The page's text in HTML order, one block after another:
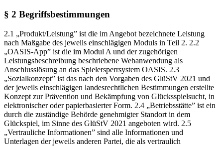
§ 2 Begriffsbestimmungen
2.1 „Produkt/Leistung” ist die im Angebot bezeichnete Leistung
nach Maßgabe des jeweils einschlägigen Moduls in Teil 2. 2.2
„OASIS-App” ist die im Modul A und der zugehörigen
Leistungsbeschreibung beschriebene Webanwendung als
Anschlusslösung an das Spielersperrsystem OASIS. 2.3
„Sozialkonzept” ist das nach den Vorgaben des GlüStV 2021 und
der jeweils einschlägigen landesrechtlichen Bestimmungen erstellte
Konzept zur Prävention und Bekämpfung von Glücksspielsucht, in
elektronischer oder papierbasierter Form. 2.4 „Betriebsstätte” ist ein
durch die zuständige Behörde genehmigter Standort in dem
Glückspiel, im Sinne des GlüStV 2021 angeboten wird. 2.5
„Vertrauliche Informationen” sind alle Informationen und
Unterlagen der jeweils anderen Partei, die als vertraulich